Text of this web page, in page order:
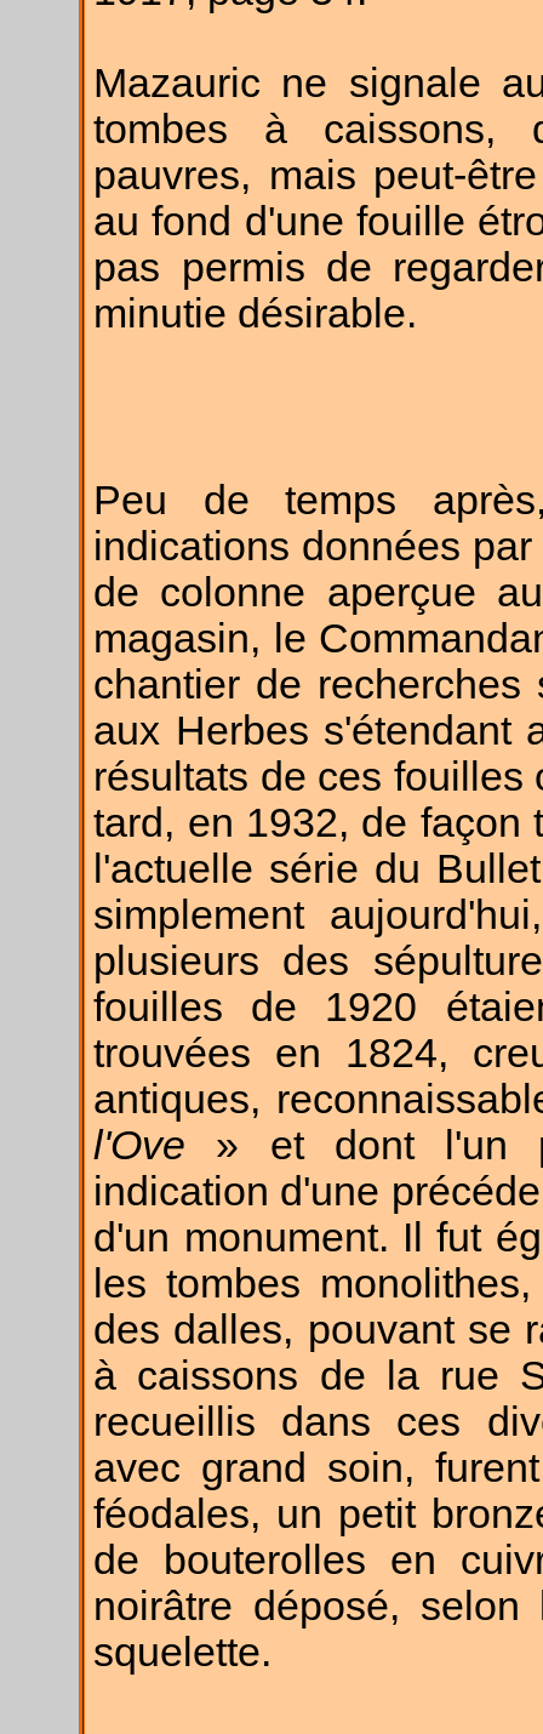
Mazauric ne signale
tombes à caissons,
pauvres, mais peut-
au fond d'une fouille
pas permis de
minutie désirable.
Peu de temps
indications données
de colonne aperçue
magasin, le
chantier de
aux Herbes s'étendant
résultats de ces
tard, en 1932, de façon
l'actuelle série du
simplement
plusieurs des
fouilles de 1920
trouvées en 1824,
antiques,
l'Ove » et dont l'un
indication d'une
d'un monument. Il fut
les tombes
des dalles, pouvant se
à caissons de la rue
recueillis dans ces
avec grand soin,
féodales, un petit
de bouterolles en
noirâtre déposé,
squelette.